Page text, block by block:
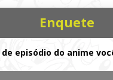
Enquete
episódio do anime